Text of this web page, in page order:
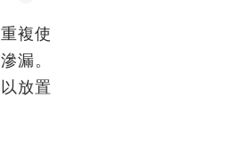
複使
漏。
放置